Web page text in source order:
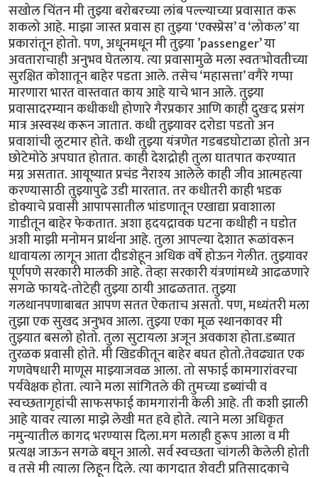
सखोल चिंतन मी तुझ्या बरोबरच्या लांब पल्ल्याच्या प्रवासात करू
शकलो आहे. माझा जास्त प्रवास हा तुझ्या ‘एक्स्प्रेस’ व ‘लोकल’ या
प्रकारांतून होतो. पण, अधूनमधून मी तुझ्या ’passenger’ या
अवताराचाही अनुभव घेतलाय. त्या प्रवासामुळे मला स्वतःभोवतीच्या
सुरक्षित कोशातून बाहेर पडता आले. तसेच ‘महासत्ता’ वगैरे गप्पा
मारणारा भारत वास्तवात काय आहे याचे भान आले. तुझ्या
प्रवासादरम्यान कधीकधी होणारे गैरप्रकार आणि काही दुखःद प्रसंग
मात्र अस्वस्थ करून जातात. कधी तुझ्यावर दरोडा पडतो अन
प्रवाशांची लूटमार होते. कधी तुझ्या यंत्रणेत गडबडघोटाळा होतो अन
छोटेमोठे अपघात होतात. काही देशद्रोही तुला घातपात करण्यात
मग्न असतात. आयूष्यात प्रचंड नैराश्य आलेले काही जीव आत्महत्या
करण्यासाठी तुझ्यापुढे उडी मारतात. तर कधीतरी काही भडक
डोक्याचे प्रवासी आपापसातील भांडणातून एखाद्या प्रवाशाला
गाडीतून बाहेर फेकतात. अशा हृदयद्रावक घटना कधीही न घडोत
अशी माझी मनोमन प्रार्थना आहे. तुला आपल्या देशात रूळांवरून
धावायला लागून आता दीडशेहून अधिक वर्षे होऊन गेलीत. तुझ्यावर
पूर्णपणे सरकारी मालकी आहे. तेव्हा सरकारी यंत्रणांमध्ये आढळणारे
सगळे फायदे-तोटेही तुझ्या ठायी आढळतात. तुझ्या
गलथानपणाबाबत आपण सतत ऐकताच असतो. पण, मध्यंतरी मला
तुझा एक सुखद अनुभव आला. तुझ्या एका मूळ स्थानकावर मी
तुझ्यात बसलो होतो. तुला सुटायला अजून अवकाश होता.डब्यात
तुरळक प्रवासी होते. मी खिडकीतून बाहेर बघत होतो.तेवढ्यात एक
गणवेषधारी माणूस माझ्याजवळ आला. तो सफाई कामगारांवरचा
पर्यवेक्षक होता. त्याने मला सांगितले की तुमच्या डब्यांची व
स्वच्छतागृहांची साफसफाई कामगारांनी केली आहे. ती कशी झाली
आहे यावर त्याला माझे लेखी मत हवे होते. त्याने मला अधिकृत
नमुन्यातील कागद भरण्यास दिला.मग मलाही हुरूप आला व मी
प्रत्यक्ष जाऊन सगळे बघून आलो. सर्व स्वच्छता चांगली केलेली होती
व तसे मी त्याला लिहून दिले. त्या कागदात शेवटी प्रतिसादकाचे